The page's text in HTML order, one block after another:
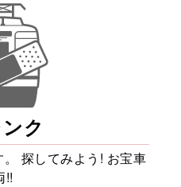
ク
探してみよう! お宝車
!!